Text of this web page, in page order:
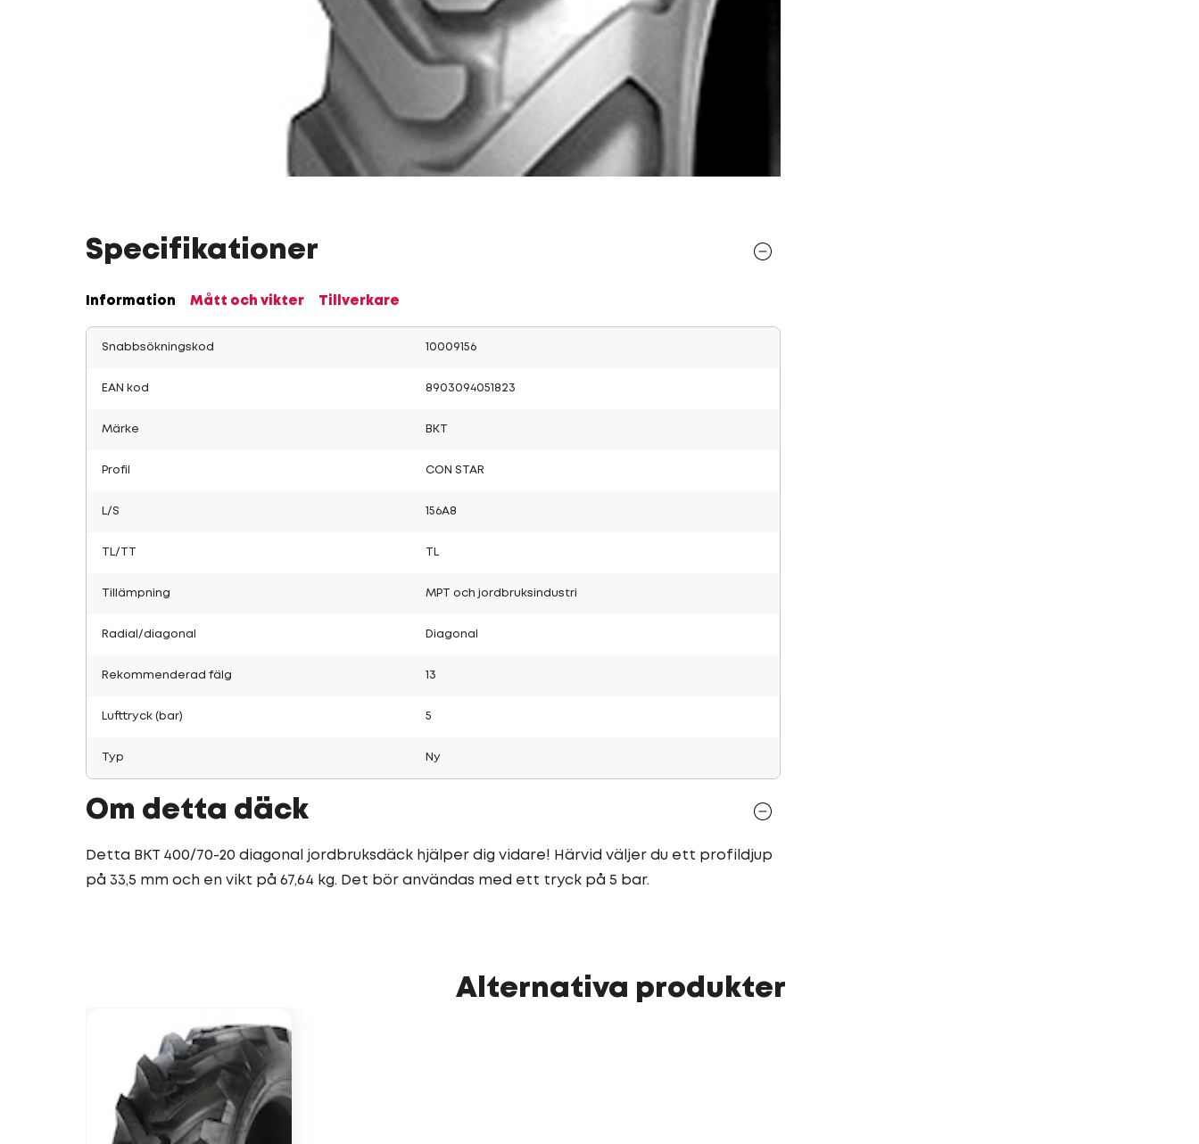
Specifikationer
Information Mått och vikter Tillverkare
Snabbsökningskod 10009156
EAN kod 8903094051823
Märke BKT
Profil CON STAR
L/S 156A8
TL/TT
Tillämpning MPT och jordbruksindustri
Radial/diagonal Diagonal
Rekommenderad fälg 13
Lufttryck (bar) 5
Typ Ny
Om detta däck
Detta BKT 400/70-20 diagonal jordbruksdäck hjälper dig vidare! Härvid väljer du ett profildjup
på 33,5 mm och en vikt på 67,64 kg. Det bör användas med ett tryck på 5 bar.
Alternativa produkter